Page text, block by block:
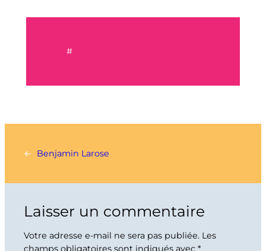
#
← Benjamin Larose
Laisser un commentaire
Votre adresse e-mail ne sera pas publiée. Les
champs obligatoires sont indiqués avec *